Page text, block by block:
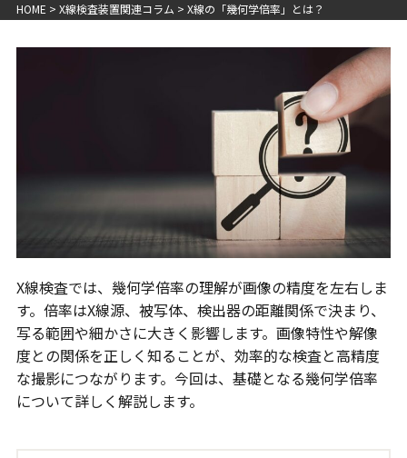
HOME > X線検査装置関連コラム > X線の「幾何学倍率」とは？
X線検査では、幾何学倍率の理解が画像の精度を左右しま
す。倍率はX線源、被写体、検出器の距離関係で決まり、
写る範囲や細かさに大きく影響します。画像特性や解像
度との関係を正しく知ることが、効率的な検査と高精度
な撮影につながります。今回は、基礎となる幾何学倍率
について詳しく解説します。